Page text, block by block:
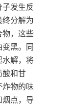
发生反
分解为
物，这些
黑。同
水解，将
酸和甘
炸物的味
点，导